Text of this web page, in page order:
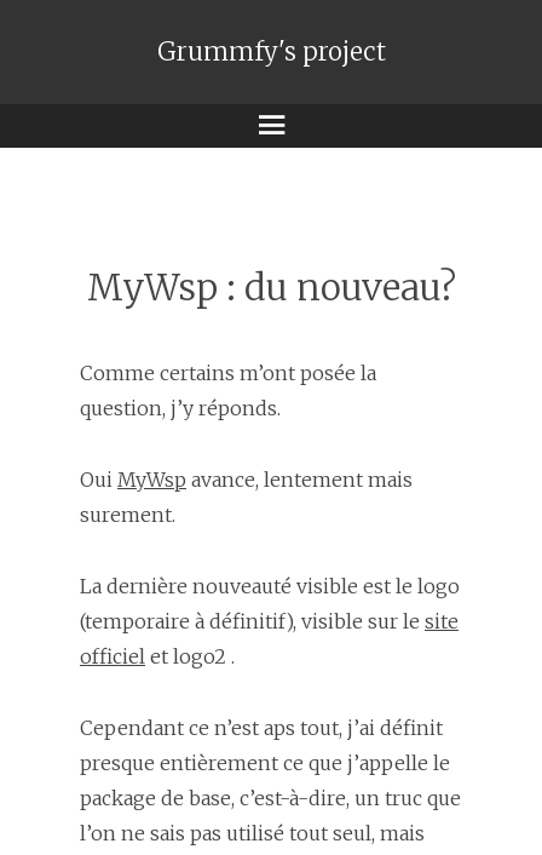
Grummfy's project
Menu
MyWsp : du nouveau?
Comme certains m’ont posée la
question, j’y réponds.
Oui MyWsp avance, lentement mais
surement.
La dernière nouveauté visible est le logo
(temporaire à définitif), visible sur le site
officiel et logo2 .
Cependant ce n’est aps tout, j’ai définit
presque entièrement ce que j’appelle le
package de base, c’est-à-dire, un truc que
l’on ne sais pas utilisé tout seul, mais